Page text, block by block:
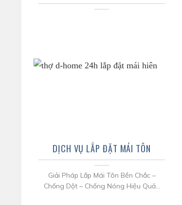
DỊCH VỤ LẮP ĐẶT MÁI TÔN
Giải Pháp Lắp Mái Tôn Bền Chắc –
Chống Dột – Chống Nóng Hiệu Quả...